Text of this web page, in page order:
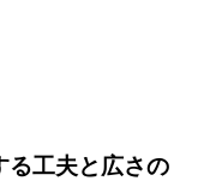
る工夫と広さの